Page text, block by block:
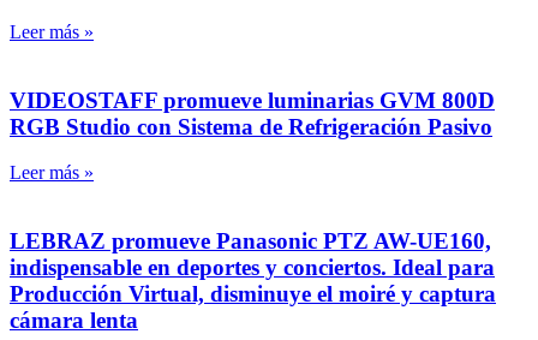
Leer más »
VIDEOSTAFF promueve luminarias GVM 800D
RGB Studio con Sistema de Refrigeración Pasivo
Leer más »
LEBRAZ promueve Panasonic PTZ AW-UE160,
indispensable en deportes y conciertos. Ideal para
Producción Virtual, disminuye el moiré y captura
cámara lenta